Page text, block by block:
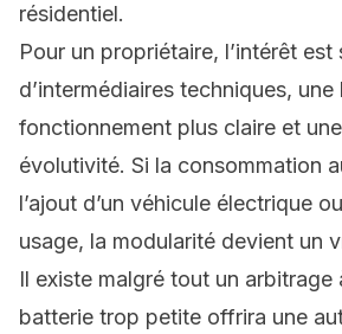
résidentiel.
Pour un propriétaire, l’intérêt est
d’intermédiaires techniques,
fonctionnement plus claire et
évolutivité. Si la consommation
l’ajout d’un véhicule électrique
usage, la modularité devient un
Il existe malgré tout un arbitrage
batterie trop petite offrira une